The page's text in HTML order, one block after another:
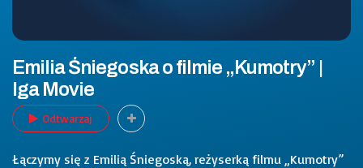
Emilia Śniegoska o filmie „Kumotry” |
Iga Movie
Odtwarzaj
Łączymy się z Emilią Śniegoską, reżyserką filmu „Kumotry”